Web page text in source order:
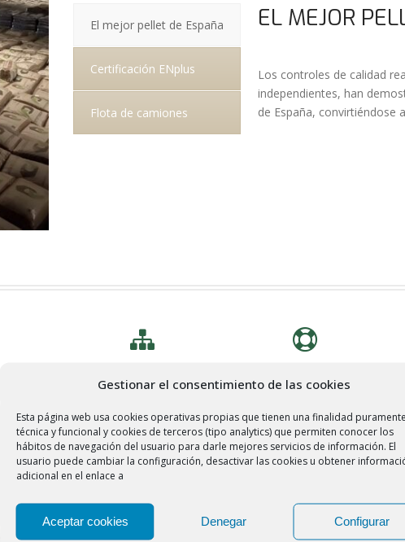
Gestionar el consentimiento de las cookies
Esta página web usa cookies operativas propias que tienen una finalidad puramente
técnica y funcional y cookies de terceros (tipo analytics) que permiten conocer los
hábitos de navegación del usuario para darle mejores servicios de información. El
usuario puede cambiar la configuración, desactivar las cookies u obtener
adicional en el enlace a
Aceptar cookies Denegar Configurar
El mejor pellet de España
Certificación ENplus
Flota de camiones
EL MEJOR
Los controles de calidad
independientes, han
de España, convirtiéndose
El pellet es un combustible evolucionado de Biomasa para